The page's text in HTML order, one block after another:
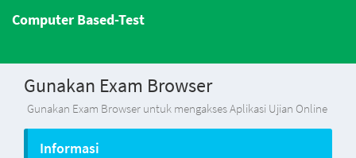
Computer Based-Test
Gunakan Exam Browser
Gunakan Exam Browser untuk mengakses Aplikasi Ujian Online
Informasi